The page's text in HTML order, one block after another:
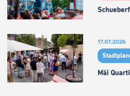
17.07.2026
Mäi